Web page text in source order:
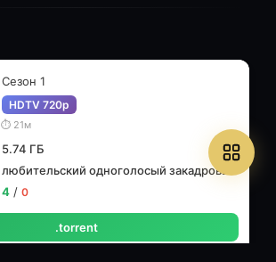
Сезон 1
HDTV 720p
⏱ 21м
5.74 ГБ
любительский одноголосый закадровый
4 / 0
.torrent